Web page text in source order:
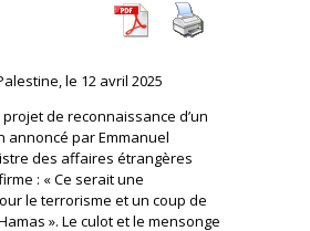
le 12 avril 2025
de reconnaissance d’un
annoncé par Emmanuel
des affaires étrangères
: « Ce serait une
le terrorisme et un coup de
». Le culot et le mensonge